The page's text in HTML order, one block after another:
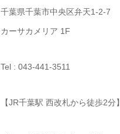
千葉県千葉市中央区弁天1-2-7
カーサカメリア 1F
Tel : 043-441-3511
【JR千葉駅 西改札から徒歩2分】